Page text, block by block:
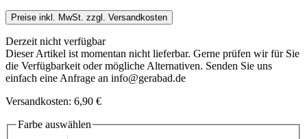
Preise inkl. MwSt. zzgl. Versandkosten
Derzeit nicht verfügbar
Dieser Artikel ist momentan nicht lieferbar. Gerne prüfen wir für Sie
die Verfügbarkeit oder mögliche Alternativen. Senden Sie uns
einfach eine Anfrage an info@gerabad.de
Versandkosten: 6,90 €
Farbe auswählen